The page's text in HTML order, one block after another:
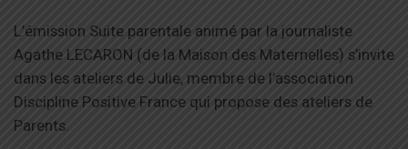
L’émission Suite parentale animé par la journaliste
Agathe LECARON (de la Maison des Maternelles) s’invite
dans les ateliers de Julie, membre de l’association
Discipline Positive France qui propose des ateliers de
Parents.